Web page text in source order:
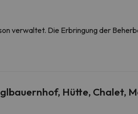
verwaltet. Die Erbringung der
Hütte, Chalet,